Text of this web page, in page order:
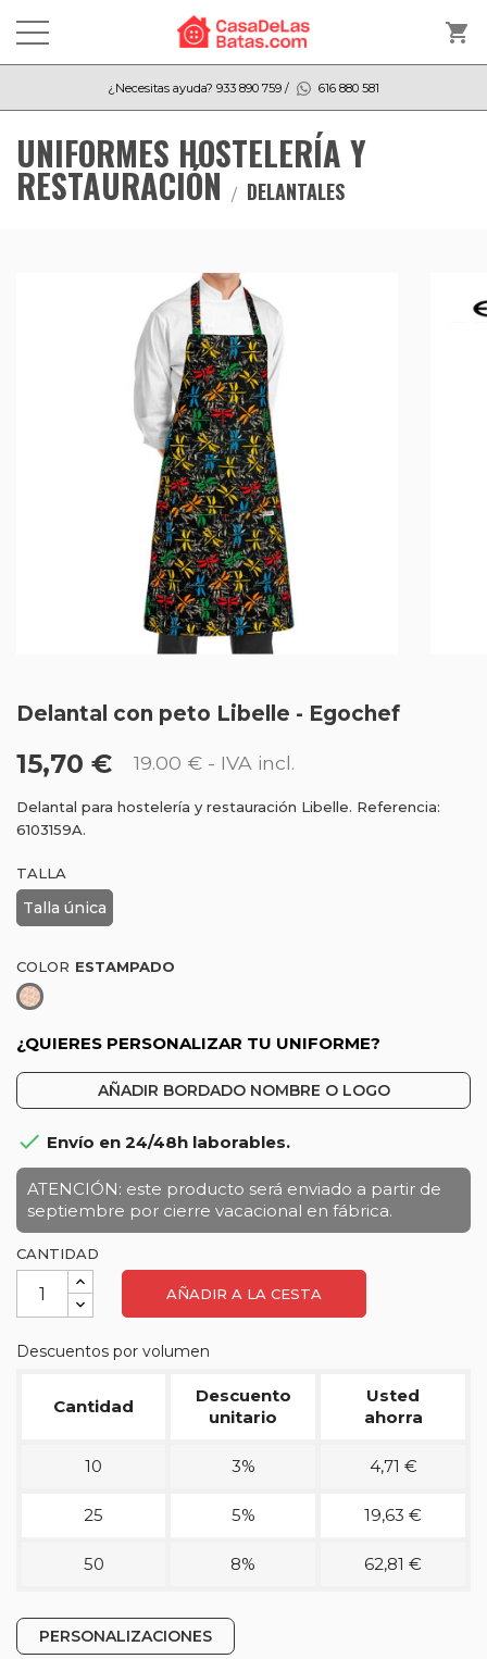
shopping_cart
¿Necesitas ayuda? 933 890 759 / 616 880 581
UNIFORMES HOSTELERÍA Y
RESTAURACIÓN DELANTALES
Delantal con peto Libelle - Egochef
15,70 € 19.00 € - IVA incl.
Delantal para hostelería y restauración Libelle. Referencia:
6103159A.
TALLA
Talla única
COLOR
Estampado
¿QUIERES PERSONALIZAR TU UNIFORME?
AÑADIR BORDADO NOMBRE O LOGO
 Envío en 24/48h laborables.
ATENCIÓN: este producto será enviado a partir de
septiembre por cierre vacacional en fábrica.
CANTIDAD
AÑADIR A LA CESTA
Descuentos por volumen
Cantidad
Descuento
unitario
Usted
ahorra
10 3% 4,71 €
25 5% 19,63 €
50 8% 62,81 €
PERSONALIZACIONES